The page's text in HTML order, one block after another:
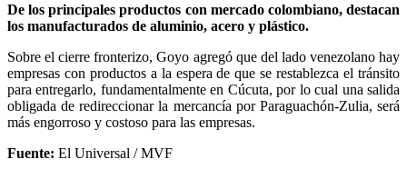
De los principales productos con mercado colombiano, destacan
los manufacturados de aluminio, acero y plástico.
Sobre el cierre fronterizo, Goyo agregó que del lado venezolano hay
empresas con productos a la espera de que se restablezca el tránsito
para entregarlo, fundamentalmente en Cúcuta, por lo cual una salida
obligada de redireccionar la mercancía por Paraguachón-Zulia, será
más engorroso y costoso para las empresas.
Fuente: El Universal / MVF